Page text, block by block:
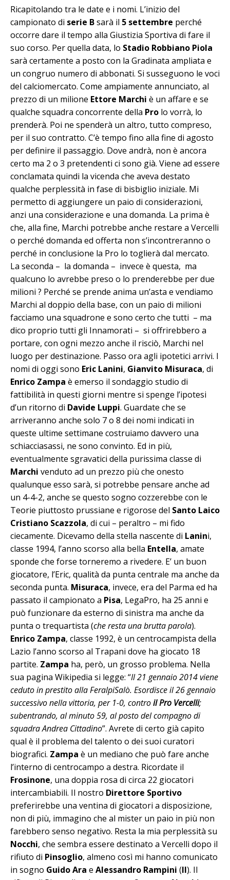
Ricapitolando tra le date e i nomi. L’inizio del
campionato di serie Bsarà il 5 settembre perché
occorre dare il tempo alla Giustizia Sportiva di fare il
suo corso. Per quella data, lo Stadio Robbiano Piola
sarà certamente a posto con la Gradinata ampliata e
un congruo numero di abbonati. Si susseguono le voci
del calciomercato. Come ampiamente annunciato, al
prezzo di un milione Ettore Marchi è un affare e se
qualche squadra concorrente della Pro lo vorrà, lo
prenderà. Poi ne spenderà un altro, tutto compreso,
per il suo contratto. C’è tempo fino alla fine di agosto
per definire il passaggio. Dove andrà, non è ancora
certo ma 2 o 3 pretendenti ci sono già. Viene ad essere
conclamata quindi la vicenda che aveva destato
qualche perplessità in fase di bisbiglio iniziale. Mi
permetto di aggiungere un paio di considerazioni,
anzi una considerazione e una domanda. La prima è
che, alla fine, Marchi potrebbe anche restare a Vercelli
o perché domanda ed offerta non s’incontreranno o
perché in conclusione la Pro lo toglierà dal mercato.
La seconda – la domanda – invece è questa, ma
qualcuno lo avrebbe preso o lo prenderebbe per due
milioni ? Perché se prende anima un’asta e vendiamo
Marchi al doppio della base, con un paio di milioni
facciamo una squadrone e sono certo che tutti – ma
dico proprio tutti gli Innamorati – si offrirebbero a
portare, con ogni mezzo anche il risciò, Marchi nel
luogo per destinazione. Passo ora agli ipotetici arrivi. I
nomi di oggi sono Eric Lanini, Gianvito Misuraca, di
Enrico Zampa è emerso il sondaggio studio di
fattibilità in questi giorni mentre si spenge l’ipotesi
d’un ritorno di Davide Luppi. Guardate che se
arriveranno anche solo 7 o 8 dei nomi indicati in
queste ultime settimane costruiamo davvero una
schiacciasassi, ne sono convinto. Ed in più,
eventualmente sgravatici della purissima classe di
Marchi venduto ad un prezzo più che onesto
qualunque esso sarà, si potrebbe pensare anche ad
un 4-4-2, anche se questo sogno cozzerebbe con le
Teorie piuttosto prussiane e rigorose del Santo Laico
Cristiano Scazzola, di cui – peraltro – mi fido
ciecamente. Dicevamo della stella nascente di Lanini,
classe 1994, l’anno scorso alla bella Entella, amate
sponde che forse torneremo a rivedere. E’ un buon
giocatore, l’Eric, qualità da punta centrale ma anche da
seconda punta. Misuraca, invece, era del Parma ed ha
passato il campionato a Pisa, LegaPro, ha 25 anni e
può funzionare da esterno di sinistra ma anche da
punta o trequartista (che resta una brutta parola).
Enrico Zampa, classe 1992, è un centrocampista della
Lazio l’anno scorso al Trapani dove ha giocato 18
partite. Zampa ha, però, un grosso problema. Nella
sua pagina Wikipedia si legge: “Il 21 gennaio 2014 viene
ceduto in prestito alla FeralpiSalò. Esordisce il 26 gennaio
successivo nella vittoria, per 1-0, controil Pro Vercelli;
subentrando, al minuto 59, al posto del compagno di
squadra Andrea Cittadino”. Avrete di certo già capito
qual è il problema del talento o dei suoi curatori
biografici. Zampa è un mediano che può fare anche
l’interno di centrocampo a destra. Ricordate il
Frosinone, una doppia rosa di circa 22 giocatori
intercambiabili. Il nostro Direttore Sportivo
preferirebbe una ventina di giocatori a disposizione,
non di più, immagino che al mister un paio in più non
farebbero senso negativo. Resta la mia perplessità su
Nocchi, che sembra essere destinato a Vercelli dopo il
rifiuto di Pinsoglio, almeno così mi hanno comunicato
in sogno Guido Ara e Alessandro Rampini (II). Il